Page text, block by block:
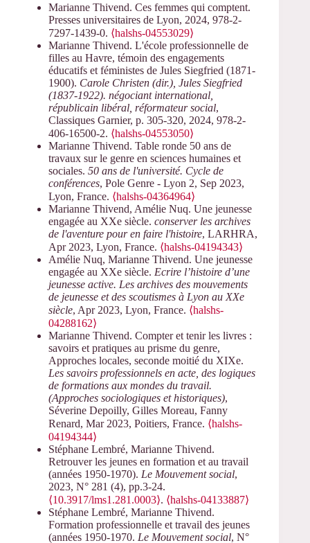
Marianne Thivend. Ces femmes qui comptent.
Presses universitaires de Lyon, 2024, 978-2-
7297-1439-0. ⟨halshs-04553029⟩
Marianne Thivend. L'école professionnelle de
filles au Havre, témoin des engagements
éducatifs et féministes de Jules Siegfried (1871-
1900). Carole Christen (dir.), Jules Siegfried
(1837-1922). négociant international,
républicain libéral, réformateur social,
Classiques Garnier, p. 305-320, 2024, 978-2-
406-16500-2. ⟨halshs-04553050⟩
Marianne Thivend. Table ronde 50 ans de
travaux sur le genre en sciences humaines et
sociales. 50 ans de l'université. Cycle de
conférences, Pole Genre - Lyon 2, Sep 2023,
Lyon, France. ⟨halshs-04364964⟩
Marianne Thivend, Amélie Nuq. Une jeunesse
engagée au XXe siècle. conserver les archives
de l'aventure pour en faire l'histoire, LARHRA,
Apr 2023, Lyon, France. ⟨halshs-04194343⟩
Amélie Nuq, Marianne Thivend. Une jeunesse
engagée au XXe siècle. Ecrire l’histoire d’une
jeunesse active. Les archives des mouvements
de jeunesse et des scoutismes à Lyon au XXe
siècle, Apr 2023, Lyon, France. ⟨halshs-
04288162⟩
Marianne Thivend. Compter et tenir les livres :
savoirs et pratiques au prisme du genre,
Approches locales, seconde moitié du XIXe.
Les savoirs professionnels en acte, des logiques
de formations aux mondes du travail.
(Approches sociologiques et historiques),
Séverine Depoilly, Gilles Moreau, Fanny
Renard, Mar 2023, Poitiers, France. ⟨halshs-
04194344⟩
Stéphane Lembré, Marianne Thivend.
Retrouver les jeunes en formation et au travail
(années 1950-1970). Le Mouvement social,
2023, N° 281 (4), pp.3-24.
⟨10.3917/lms1.281.0003⟩. ⟨halshs-04133887⟩
Stéphane Lembré, Marianne Thivend.
Formation professionnelle et travail des jeunes
(années 1950-1970. Le Mouvement social, N°